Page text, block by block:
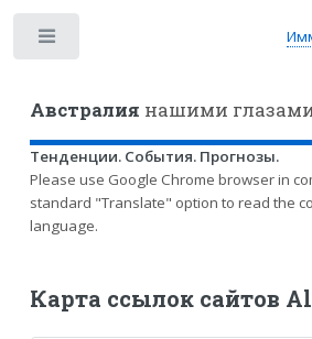
Австралия нашими
Тенденции. События. Прогнозы.
Please use Google Chrome browser in
standard "Translate" option to read the
language.
Карта ссылок сайтов